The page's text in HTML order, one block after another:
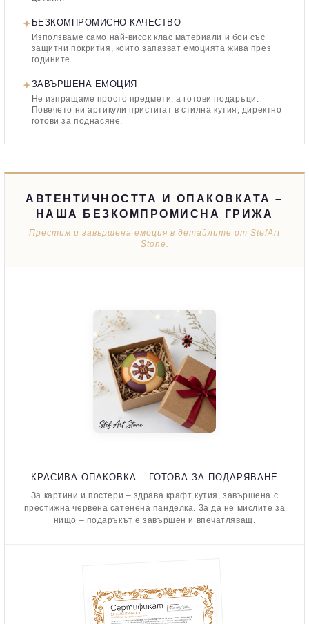
✦ БЕЗКОМПРОМИСНО КАЧЕСТВО
Използваме само най-висок клас материали и бои със
защитни покрития, които запазват емоцията жива през
годините.
✦ЗАВЪРШЕНА ЕМОЦИЯ
Не изпращаме просто предмети, а готови подаръци.
Повечето ни артикули пристигат в стилна кутия, директно
готови за поднасяне.
АВТЕНТИЧНОСТТА И ОПАКОВКАТА –
НАША БЕЗКОМПРОМИСНА ГРИЖА
Престиж и завършена емоция в детайлите от StefArt
Stone.
КРАСИВА ОПАКОВКА – ГОТОВА ЗА ПОДАРЯВАНЕ
За картини и постери – здрава крафт кутия, завършена с
престижна червена сатенена панделка. За да не мислите за
нищо – подаръкът е завършен и впечатляващ.